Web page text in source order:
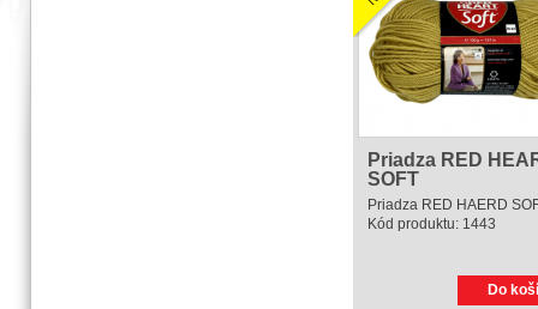
Priadza RED
SOFT
Priadza RED HAERD
Kód produktu: 1443
Do